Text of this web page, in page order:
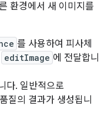
환경에서 새 이미지를
를 사용하여 피사체
editImage 에 전달합니
다. 일반적으로
질의 결과가 생성됩니